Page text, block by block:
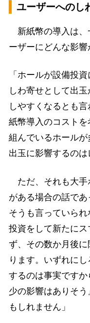
ユーザーへのし
新紙幣の導入は、
ーザーにどんな影響
「ホールが設備投
しわ寄せとして出
しやすくなるとも
紙幣導入のコスト
組んでいるホール
出玉に影響するのは
ただ、それも大手
がある場合の話で
そうも言っていら
投資をして新たに
ず、その数か月後
ります。いずれに
するのは事実です
少の影響はありそ
もしれません」